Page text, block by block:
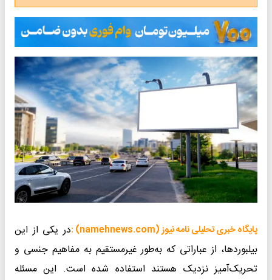
پایگاه خبری تحلیلی نامه نیوز (namehnews.com) :
در یکی از این
بیلبوردها، از عباراتی که به‌طور غیرمستقیم به مفاهیم جنسی و
تحریک‌آمیز نزدیک هستند استفاده شده است. این مسئله